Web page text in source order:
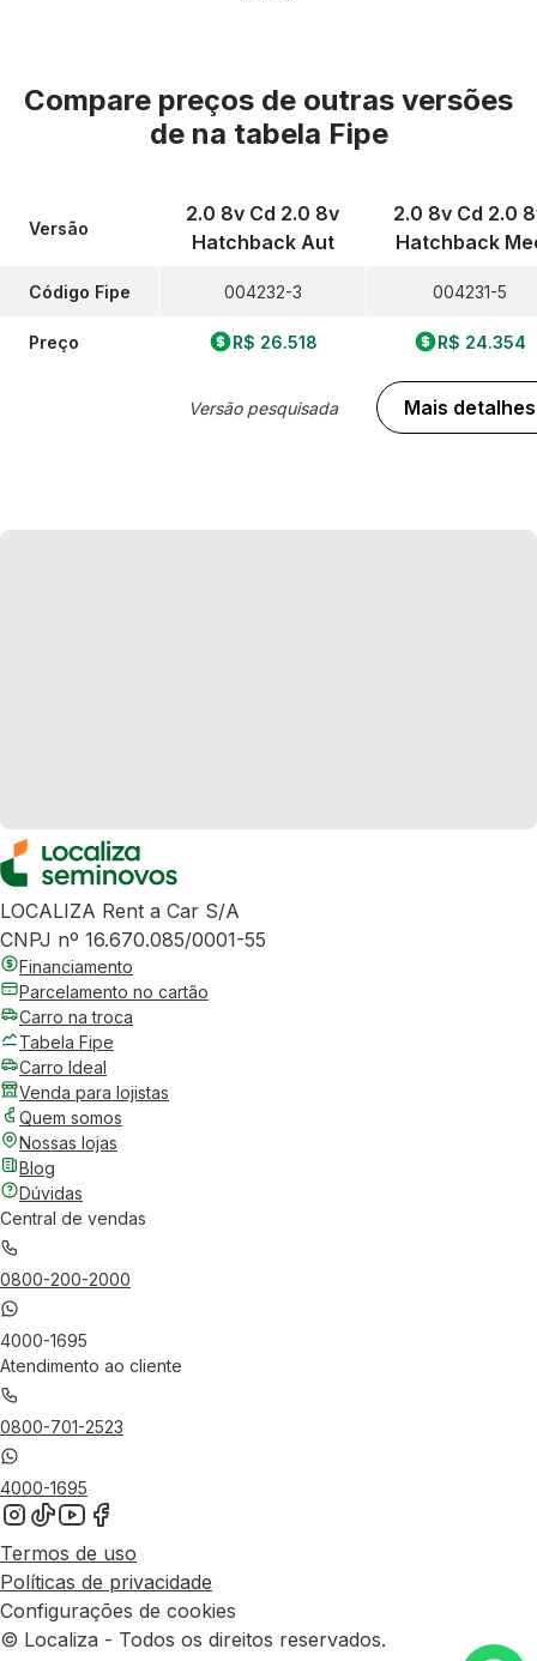
Compare preços de outras versões
de na tabela Fipe
Versão
Código Fipe
Preço
2.0 8v Cd 2.0 8v
Hatchback Aut
004232-3
R$ 26.518
Versão pesquisada
2.0 8v Cd 2.0
Hatchback
004231-5
R$ 24.354
Mais detalhes
LOCALIZA Rent a Car S/A
CNPJ nº 16.670.085/0001-55
Financiamento
Parcelamento no cartão
Carro na troca
Tabela Fipe
Carro Ideal
Venda para lojistas
Quem somos
Nossas lojas
Blog
Dúvidas
Central de vendas
0800-200-2000
4000-1695
Atendimento ao cliente
0800-701-2523
4000-1695
Termos de uso
Políticas de privacidade
Configurações de cookies
© Localiza - Todos os direitos reservados.